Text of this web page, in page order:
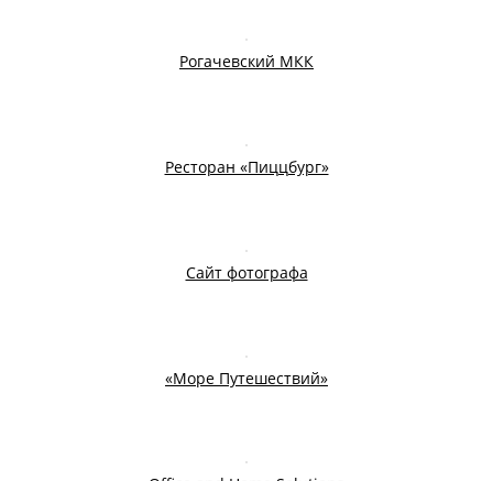
Рогачевский МКК
Ресторан «Пиццбург»
Сайт фотографа
«Море Путешествий»